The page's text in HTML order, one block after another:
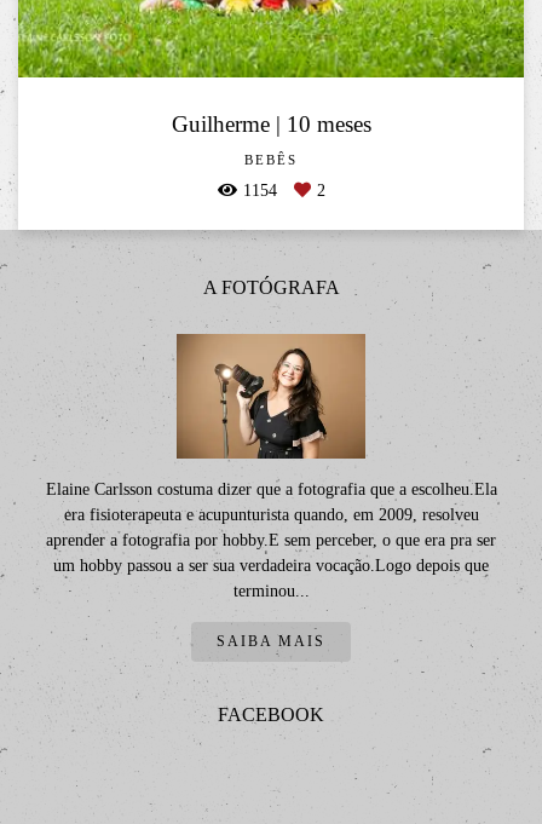
Guilherme | 10 meses
BEBÊS
1154 2
A FOTÓGRAFA
Elaine Carlsson costuma dizer que a fotografia que a escolheu.Ela
era fisioterapeuta e acupunturista quando, em 2009, resolveu
aprender a fotografia por hobby.E sem perceber, o que era pra ser
um hobby passou a ser sua verdadeira vocação.Logo depois que
terminou...
SAIBA MAIS
FACEBOOK